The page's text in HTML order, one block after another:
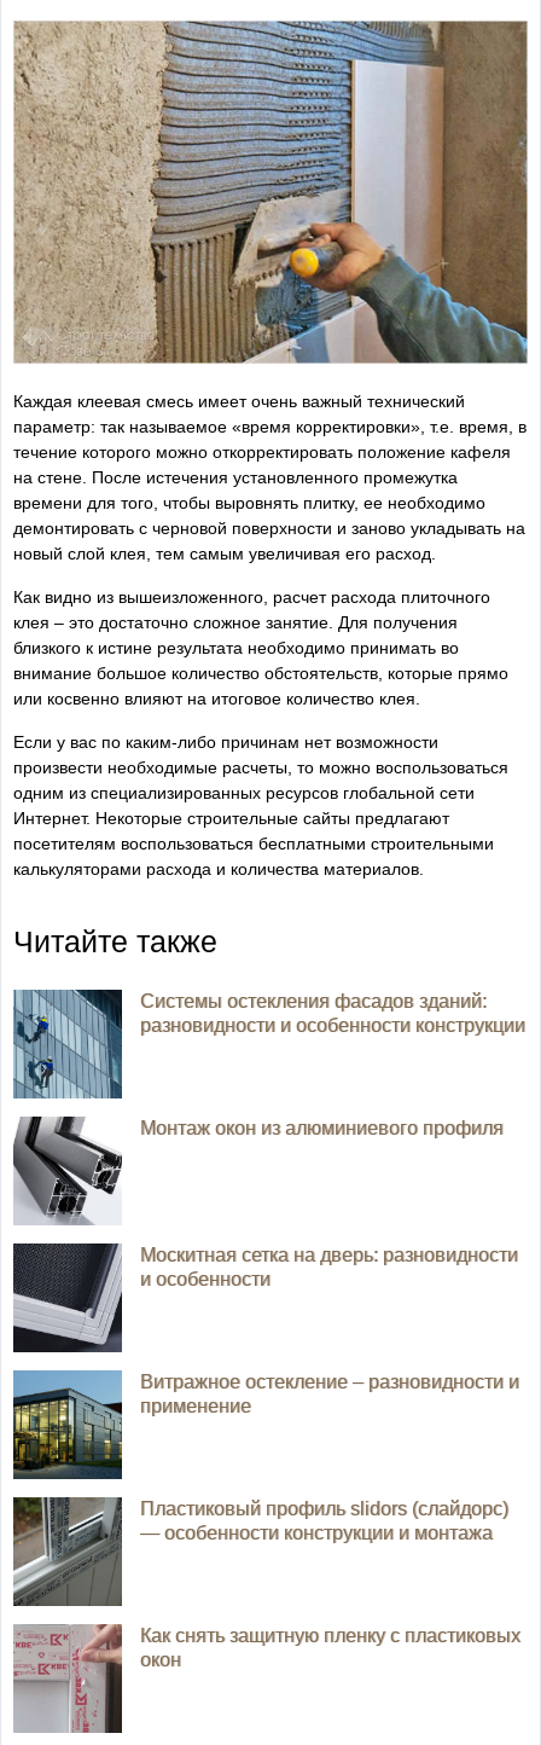
Каждая клеевая смесь имеет очень важный технический
параметр: так называемое «время корректировки», т.е. время, в
течение которого можно откорректировать положение кафеля
на стене. После истечения установленного промежутка
времени для того, чтобы выровнять плитку, ее необходимо
демонтировать с черновой поверхности и заново укладывать на
новый слой клея, тем самым увеличивая его расход.
Как видно из вышеизложенного, расчет расхода плиточного
клея – это достаточно сложное занятие. Для получения
близкого к истине результата необходимо принимать во
внимание большое количество обстоятельств, которые прямо
или косвенно влияют на итоговое количество клея.
Если у вас по каким-либо причинам нет возможности
произвести необходимые расчеты, то можно воспользоваться
одним из специализированных ресурсов глобальной сети
Интернет. Некоторые строительные сайты предлагают
посетителям воспользоваться бесплатными строительными
калькуляторами расхода и количества материалов.
Читайте также
Системы остекления фасадов зданий:
разновидности и особенности конструкции
Монтаж окон из алюминиевого профиля
Москитная сетка на дверь: разновидности
и особенности
Витражное остекление – разновидности и
применение
Пластиковый профиль slidors (слайдорс)
— особенности конструкции и монтажа
Как снять защитную пленку с пластиковых
окон